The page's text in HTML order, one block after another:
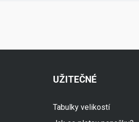
UŽITEČNÉ
Tabulky velikostí